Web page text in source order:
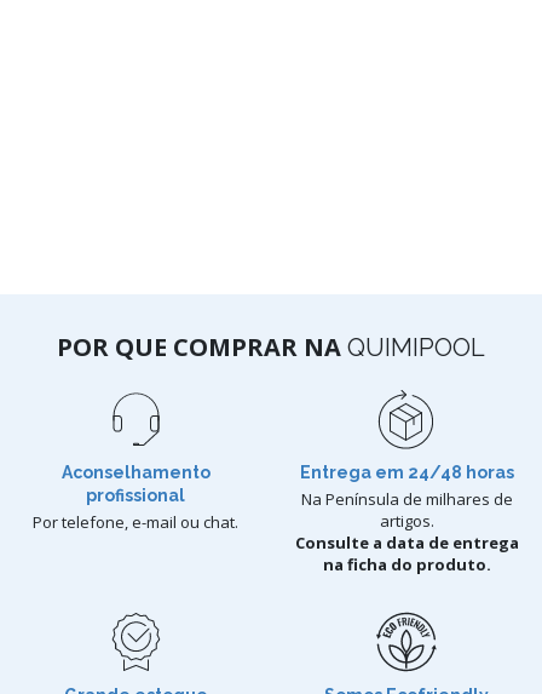
POR QUE COMPRAR NA QUIMIPOOL
Aconselhamento
profissional
Por telefone, e-mail ou chat.
Entrega em 24/48 horas
Na Península de milhares de
artigos.
Consulte a data de entrega
na ficha do produto.